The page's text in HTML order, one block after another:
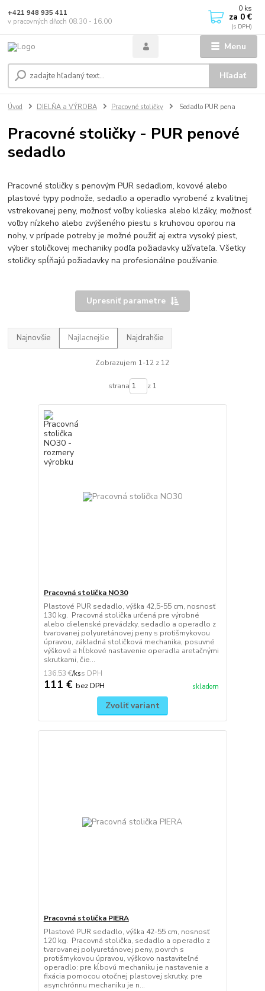
Menu
Hľadať
+421 948 935 411
v pracovných dňoch 08.30 - 16.00
0 ks
za 0 €
Úvod DIELŇA a VÝROBA Pracovné stoličky Sedadlo PUR pena
Pracovné stoličky - PUR penové
sedadlo
Pracovné stoličky s penovým PUR sedadlom, kovové alebo
plastové typy podnože, sedadlo a operadlo vyrobené z kvalitnej
vstrekovanej peny, možnosť voľby kolieska alebo klzáky, možnosť
voľby nízkeho alebo zvýšeného piestu s kruhovou oporou na
nohy, v prípade potreby je možné použiť aj extra vysoký piest,
výber stoličkovej mechaniky podľa požiadavky užívateľa. Všetky
stoličky spĺňajú požiadavky na profesionálne používanie.
Upresniť parametre
Najnovšie Najlacnejšie Najdrahšie
Zobrazujem 1-12 z 12
strana z 1
Pracovná stolička NO30
Plastové PUR sedadlo, výška 42,5-55 cm, nosnosť
130 kg. Pracovná stolička určená pre výrobné
alebo dielenské prevádzky, sedadlo a operadlo z
tvarovanej polyuretánovej peny s protišmykovou
úpravou, základná stoličková mechanika, posuvné
výškové a hĺbkové nastavenie operadla aretačnými
skrutkami, čie...
136,53 €/ks
111 € bez DPH skladom
Zvoliť variant
Pracovná stolička PIERA
Plastové PUR sedadlo, výška 42-55 cm, nosnosť
120 kg. Pracovná stolička, sedadlo a operadlo z
tvarovanej polyuretánovej peny, povrch s
protišmykovou úpravou, výškovo nastaviteľné
operadlo: pre kĺbovú mechaniku je nastavenie a
fixácia pomocou otočnej plastovej skrutky, pre
asynchrónnu mechaniku je n...